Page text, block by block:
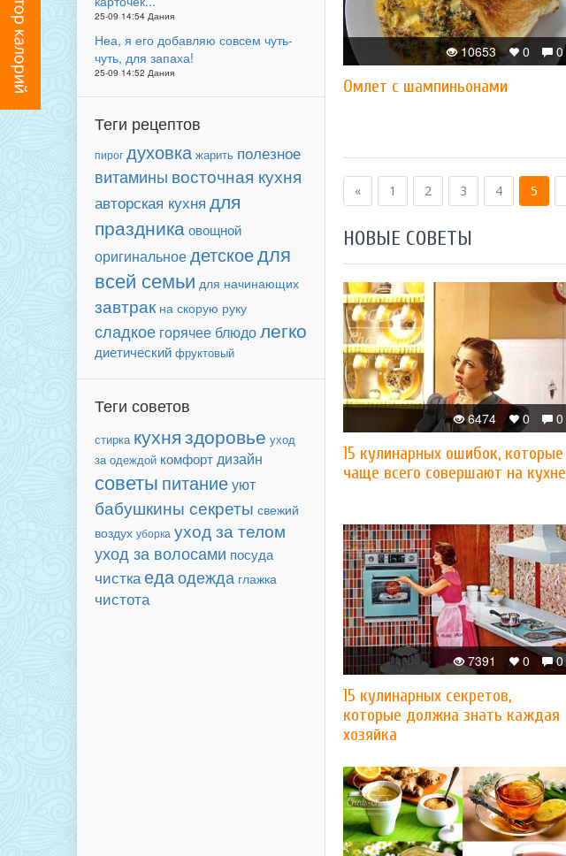
25-09 14:54 Дания
Неа, я его добавляю совсем чуть-
чуть, для запаха!
25-09 14:52 Дания
Теги рецептов
пирог духовка жарить полезное
витамины восточная кухня
авторская кухня для
праздникаовощной
оригинальноедетскоедля
всей семьи для начинающих
завтрак на скорую руку
сладкое горячее блюдолегко
диетический фруктовый
Теги советов
стирка кухняздоровье уход
за одеждой комфортдизайн
советы питаниеуют
бабушкины секреты свежий
воздух уборка уход за телом
уход за волосами посуда
чисткаедаодежда глажка
чистота
0
0
10653
Омлет с шампиньонами
« 1 2 3 4 5
НОВЫЕ СОВЕТЫ
0
0
6474
15 кулинарных ошибок, которые
чаще всего совершают на кухне
0
0
7391
15 кулинарных секретов,
которые должна знать каждая
хозяйка